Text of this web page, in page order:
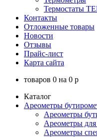
Термостаты
Контакты
Отложенные товары
Новости
Отзывы
Прайс-лист
Карта сайта
товаров 0 на 0 p
Каталог
Ареометры
Ареометры
Ареометры
Ареометры